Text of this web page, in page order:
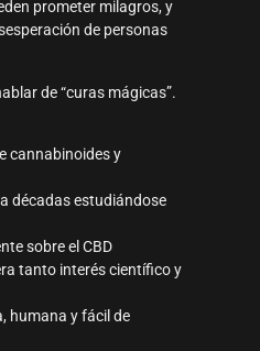
prometer milagros, y
de personas
de “curas mágicas”.
cannabinoides y
décadas estudiándose
sobre el CBD
tanto interés científico y
humana y fácil de